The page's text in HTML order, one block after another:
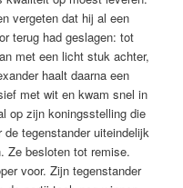
vergeten dat hij al een
terug had geslagen: tot
met een licht stuk achter,
haalt daarna een
met wit en kwam snel in
op zijn koningsstelling die
de te­gen­stander uiteindelijk
Ze besloten tot remise.
voor. Zijn tegenstander